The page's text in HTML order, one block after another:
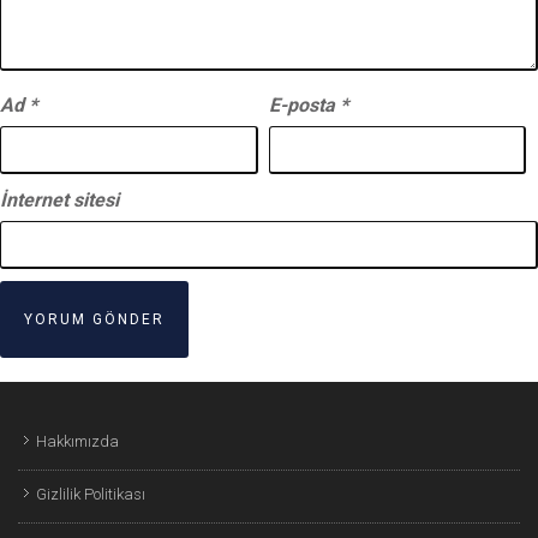
Ad * E-posta *
İnternet sitesi
Hakkımızda
Gizlilik Politikası